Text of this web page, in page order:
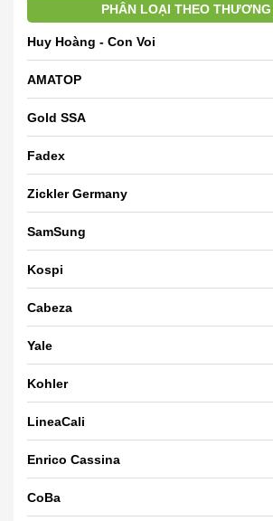
PHÂN LOẠI THEO THƯƠNG
Huy Hoàng - Con Voi
AMATOP
Gold SSA
Fadex
Zickler Germany
SamSung
Kospi
Cabeza
Yale
Kohler
LineaCali
Enrico Cassina
CoBa